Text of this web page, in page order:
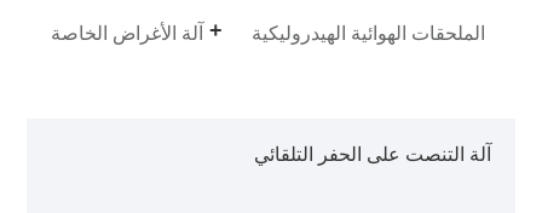
آلة الأغراض الخاصة الملحقات الهوائية الهيدروليكية
آلة التنصت على الحفر التلقائي